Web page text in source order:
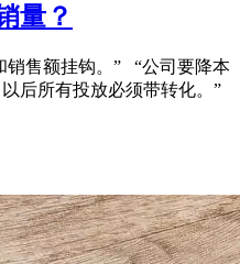
量？
销售额挂钩。” “公司要降本
后所有投放必须带转化。”